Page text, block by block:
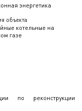
энергетика
объекта
котельные на
газе
по реконструкции